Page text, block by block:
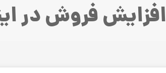
افزایش فروش در